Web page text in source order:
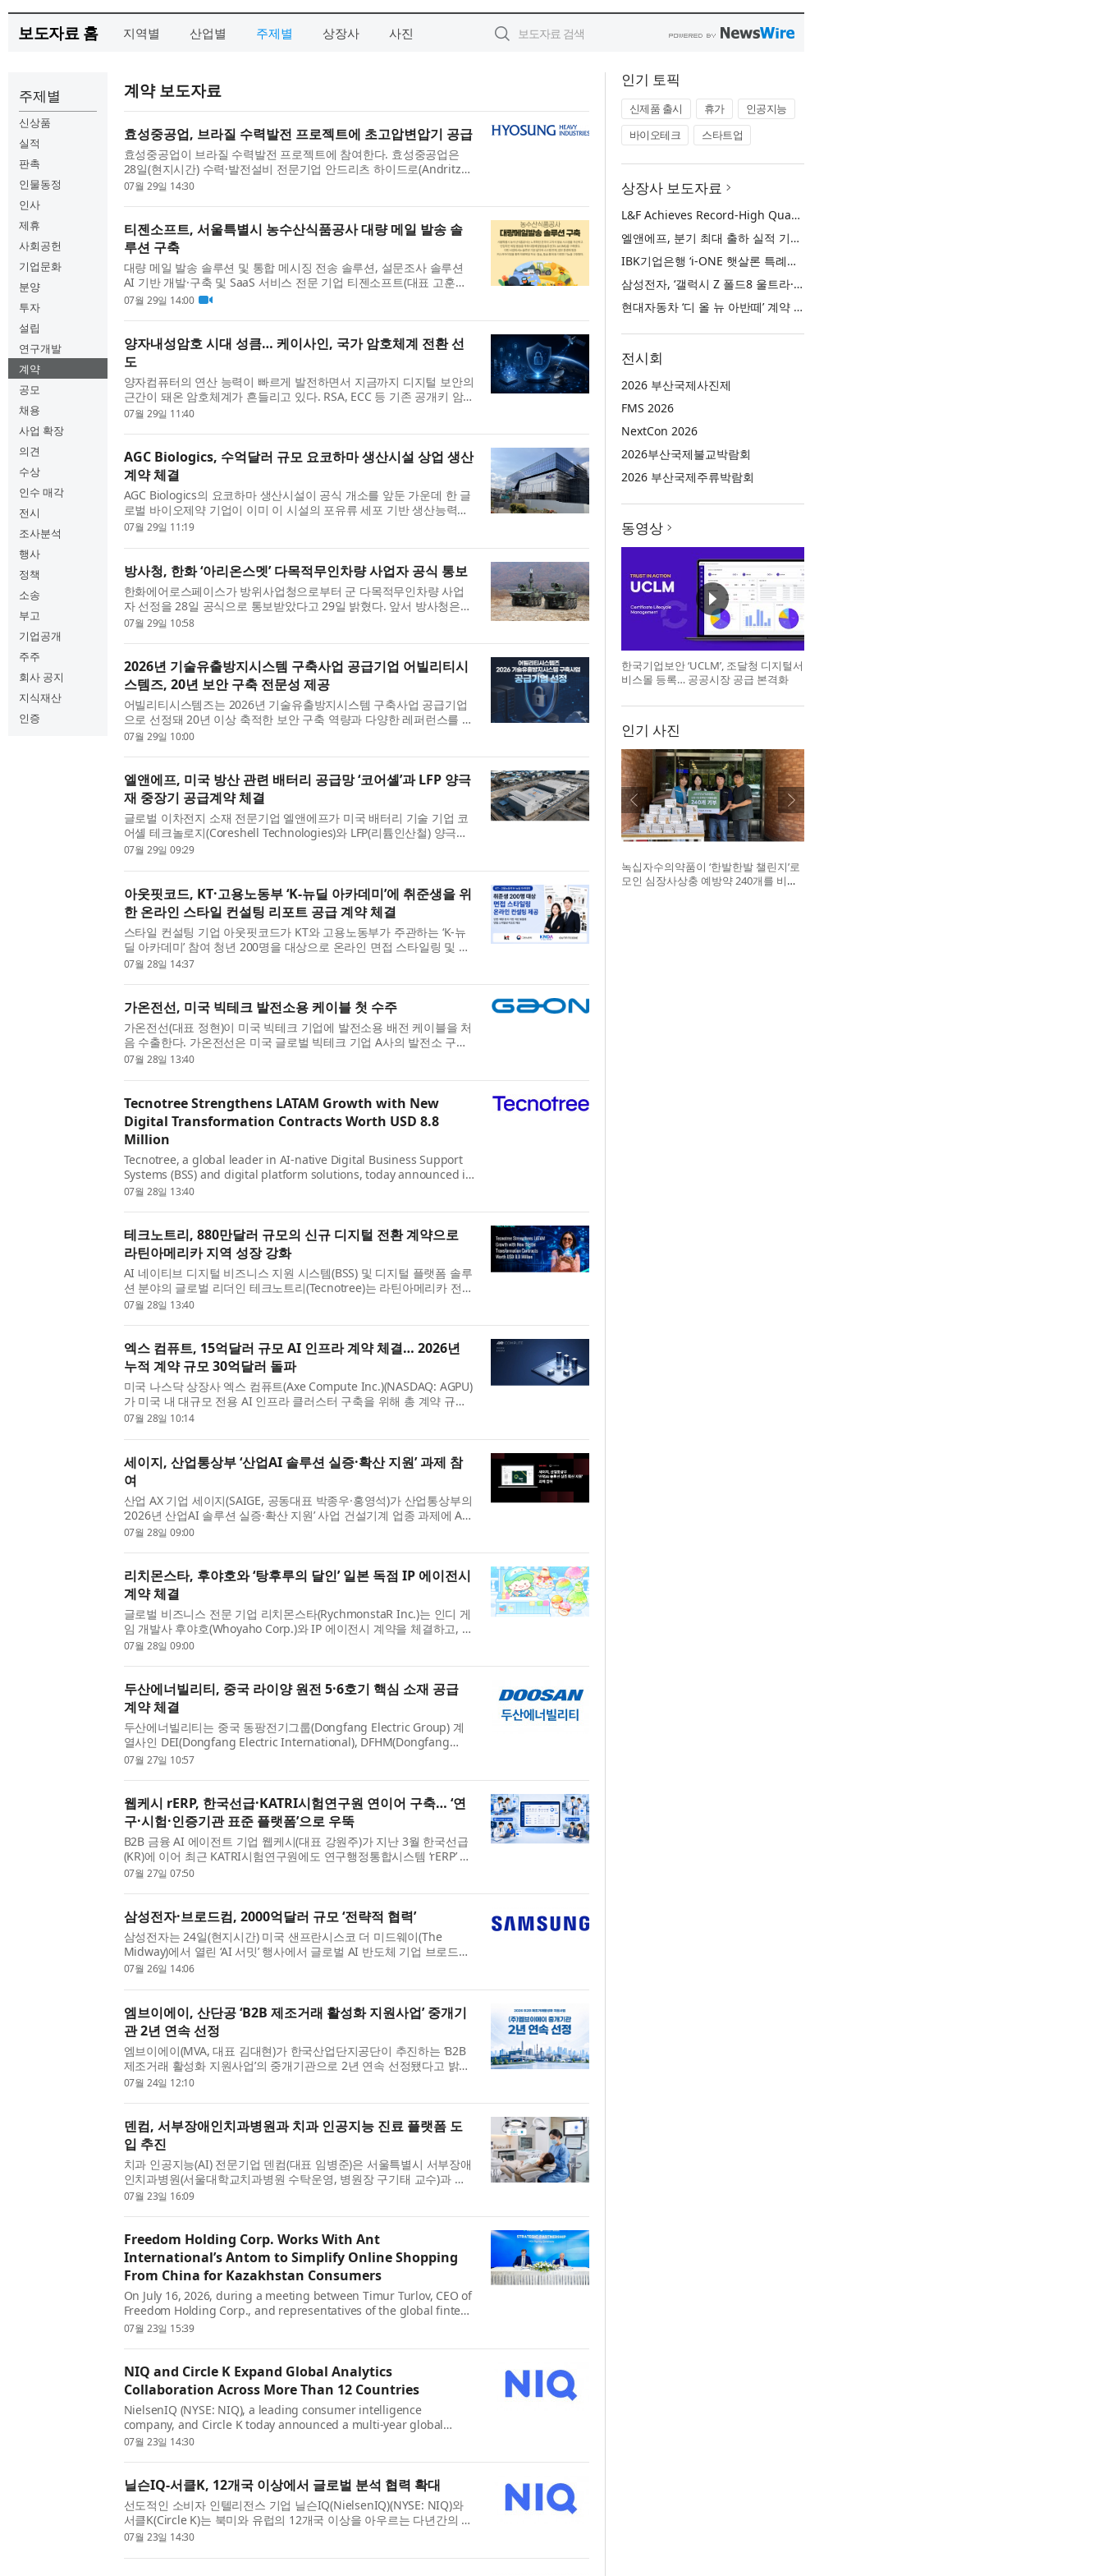
보도자료 홈 지역별 산업별 주제별 상장사 사진
주제별
신상품
실적
판촉
인물동정
인사
제휴
사회공헌
기업문화
분양
투자
설립
연구개발
계약
공모
채용
사업 확장
의견
수상
인수 매각
전시
조사분석
행사
정책
소송
부고
기업공개
주주
회사 공지
지식재산
인증
계약 보도자료
효성중공업, 브라질 수력발전 프로젝트에 초고압변압기 공급
효성중공업이 브라질 수력발전 프로젝트에 참여한다. 효성중공업은
28일(현지시간) 수력·발전설비 전문기업 안드리츠 하이드로(Andritz
Hydro LTDA)[1]로부터 500kV 초고압변압기 6대를 수주했다고 밝혔
07월 29일 14:30
티젠소프트, 서울특별시 농수산식품공사 대량 메일 발송 솔
루션 구축
대량 메일 발송 솔루션 및 통합 메시징 전송 솔루션, 설문조사 솔루션
AI 기반 개발·구축 및 SaaS 서비스 전문 기업 티젠소프트(대표 고훈호)
가 서울특별시 농수산식품공사에 대량 메일 발송 솔루션(TG 1st EMS)
07월 29일 14:00
양자내성암호 시대 성큼… 케이사인, 국가 암호체계 전환 선
도
양자컴퓨터의 연산 능력이 빠르게 발전하면서 지금까지 디지털 보안의
근간이 돼온 암호체계가 흔들리고 있다. RSA, ECC 등 기존 공개키 암
호 방식은 양자컴퓨터 앞에서 무력화될 수 있다는 우려가 커지고 있고,
07월 29일 11:40
AGC Biologics, 수억달러 규모 요코하마 생산시설 상업 생산
계약 체결
AGC Biologics의 요코하마 생산시설이 공식 개소를 앞둔 가운데 한 글
로벌 바이오제약 기업이 이미 이 시설의 포유류 세포 기반 생산능력의
절반을 확보했다. 이번 계약은 수년에 걸친 상업 생산 계약으로, 총 계
07월 29일 11:19
방사청, 한화 ‘아리온스멧’ 다목적무인차량 사업자 공식 통보
한화에어로스페이스가 방위사업청으로부터 군 다목적무인차량 사업
자 선정을 28일 공식으로 통보받았다고 29일 밝혔다. 앞서 방사청은
방위사업기획관리분과위원회를 열고 한화에어로스페이스‘아리온스멧
07월 29일 10:58
2026년 기술유출방지시스템 구축사업 공급기업 어빌리티시
스템즈, 20년 보안 구축 전문성 제공
어빌리티시스템즈는 2026년 기술유출방지시스템 구축사업 공급기업
으로 선정돼 20년 이상 축적한 보안 구축 역량과 다양한 레퍼런스를 바
탕으로 기업 맞춤형 보안 환경 구축을 지원하고 있다고 밝혔다. 기술유
07월 29일 10:00
엘앤에프, 미국 방산 관련 배터리 공급망 ‘코어셸’과 LFP 양극
재 중장기 공급계약 체결
글로벌 이차전지 소재 전문기업 엘앤에프가 미국 배터리 기술 기업 코
어셸 테크놀로지(Coreshell Technologies)와 LFP(리튬인산철) 양극재
에 대한 중장기 공급계약을 체결했다고 밝혔다. 이번 계약은 미국을 중
07월 29일 09:29
아웃핏코드, KT·고용노동부 ‘K-뉴딜 아카데미’에 취준생을 위
한 온라인 스타일 컨설팅 리포트 공급 계약 체결
스타일 컨설팅 기업 아웃핏코드가 KT와 고용노동부가 주관하는 ‘K-뉴
딜 아카데미’ 참여 청년 200명을 대상으로 온라인 면접 스타일링 및 비
즈니스 스타일링 컨설팅을 제공한다. 참여자가 자신의 얼굴과 체형 사
07월 28일 14:37
가온전선, 미국 빅테크 발전소용 케이블 첫 수주
가온전선(대표 정현)이 미국 빅테크 기업에 발전소용 배전 케이블을 처
음 수출한다. 가온전선은 미국 글로벌 빅테크 기업 A사의 발전소 구축
사업에 약 500억원 규모의 배전 케이블을 공급한다고 28일 밝혔다. 이
07월 28일 13:40
Tecnotree Strengthens LATAM Growth with New
Digital Transformation Contracts Worth USD 8.8
Million
Tecnotree, a global leader in AI-native Digital Business Support
Systems (BSS) and digital platform solutions, today announced it
has secured new digital transformation contracts across Latin
07월 28일 13:40
테크노트리, 880만달러 규모의 신규 디지털 전환 계약으로
라틴아메리카 지역 성장 강화
AI 네이티브 디지털 비즈니스 지원 시스템(BSS) 및 디지털 플랫폼 솔루
션 분야의 글로벌 리더인 테크노트리(Tecnotree)는 라틴아메리카 전역
에서 총 880만달러 규모의 신규 디지털 전환 계약을 체결해 회사의 지
07월 28일 13:40
엑스 컴퓨트, 15억달러 규모 AI 인프라 계약 체결… 2026년
누적 계약 규모 30억달러 돌파
미국 나스닥 상장사 엑스 컴퓨트(Axe Compute Inc.)(NASDAQ: AGPU)
가 미국 내 대규모 전용 AI 인프라 클러스터 구축을 위해 총 계약 규모
15억달러 이상의 5년 장기 고객 계약을 체결했다고 발표했다. 이번 계
07월 28일 10:14
세이지, 산업통상부 ‘산업AI 솔루션 실증·확산 지원’ 과제 참
여
산업 AX 기업 세이지(SAIGE, 공동대표 박종우·홍영석)가 산업통상부의
‘2026년 산업AI 솔루션 실증·확산 지원’ 사업 건설기계 업종 과제에 AI
솔루션 공급기업으로 참여한다고 28일 밝혔다. 이번 사업은 건설기계
07월 28일 09:00
리치몬스타, 후야호와 ‘탕후루의 달인’ 일본 독점 IP 에이전시
계약 체결
글로벌 비즈니스 전문 기업 리치몬스타(RychmonstaR Inc.)는 인디 게
임 개발사 후야호(Whoyaho Corp.)와 IP 에이전시 계약을 체결하고, 후
야호가 개발·서비스 중인 모바일 게임 ‘탕후루의 달인(フルーツ飴の達
07월 28일 09:00
두산에너빌리티, 중국 라이양 원전 5·6호기 핵심 소재 공급
계약 체결
두산에너빌리티는 중국 동팡전기그룹(Dongfang Electric Group) 계
열사인 DEI(Dongfang Electric International), DFHM(Dongfang
Heavy Machinery)과 중국 산둥성 라이양(Laiyang) 원자력발전소 5·6
07월 27일 10:57
웹케시 rERP, 한국선급·KATRI시험연구원 연이어 구축… ‘연
구·시험·인증기관 표준 플랫폼’으로 우뚝
B2B 금융 AI 에이전트 기업 웹케시(대표 강원주)가 지난 3월 한국선급
(KR)에 이어 최근 KATRI시험연구원에도 연구행정통합시스템 ‘rERP’ 구
축을 완료하며 연구·시험·인증기관으로 사업 확대를 본격화한다고 27
07월 27일 07:50
삼성전자·브로드컴, 2000억달러 규모 ‘전략적 협력’
삼성전자는 24일(현지시간) 미국 샌프란시스코 더 미드웨이(The
Midway)에서 열린 ‘AI 서밋’ 행사에서 글로벌 AI 반도체 기업 브로드컴
과 차세대 AI 핵심 인프라 구축을 위한 전략적 업무협약(MOU)을 체결
07월 26일 14:06
엠브이에이, 산단공 ‘B2B 제조거래 활성화 지원사업’ 중개기
관 2년 연속 선정
엠브이에이(MVA, 대표 김대현)가 한국산업단지공단이 추진하는 ‘B2B
제조거래 활성화 지원사업’의 중개기관으로 2년 연속 선정됐다고 밝혔
다. ‘B2B 제조거래 활성화 지원사업’은 산업단지 입주기업의 생산성 향
07월 24일 12:10
덴컴, 서부장애인치과병원과 치과 인공지능 진료 플랫폼 도
입 추진
치과 인공지능(AI) 전문기업 덴컴(대표 임병준)은 서울특별시 서부장애
인치과병원(서울대학교치과병원 수탁운영, 병원장 구기태 교수)과 치
과 진료 현장에 AI 솔루션을 도입하기 위한 계약을 체결하고 도입에 나
07월 23일 16:09
Freedom Holding Corp. Works With Ant
International’s Antom to Simplify Online Shopping
From China for Kazakhstan Consumers
On July 16, 2026, during a meeting between Timur Turlov, CEO of
Freedom Holding Corp., and representatives of the global fintech
market, the bank signed Memoranda of Understanding with
07월 23일 15:39
NIQ and Circle K Expand Global Analytics
Collaboration Across More Than 12 Countries
NielsenIQ (NYSE: NIQ), a leading consumer intelligence
company, and Circle K today announced a multi-year global
agreement spanning more than 12 countries across North
07월 23일 14:30
닐슨IQ-서클K, 12개국 이상에서 글로벌 분석 협력 확대
선도적인 소비자 인텔리전스 기업 닐슨IQ(NielsenIQ)(NYSE: NIQ)와
서클K(Circle K)는 북미와 유럽의 12개국 이상을 아우르는 다년간의 글
로벌 계약을 체결했다고 발표했다. 이번 협력은 NIQ의 글로벌 규모, AI
07월 23일 14:30
인기 토픽
신제품 출시 휴가
인공지능
바이오테크
스타트업
상장사 보도자료
L&F Achieves Record-High Quarterly Shipments, Begins LFP Supply for North American ESS in Q3 Advancing its Two-Track NCM and LFP Growth Strategy
엘앤에프, 분기 최대 출하 실적 기록… 3분기 북미 ESS향 LFP 공급 착수 NCM+LFP ‘2-Track’ 성장 전략 실현
IBK기업은행 ‘i-ONE 햇살론 특례보증’ 출시
삼성전자, ‘갤럭시 Z 폴드8 울트라·폴드8·플립8’과 ‘갤럭시 워치 울트라2·워치9’ 국내 공식 출시
현대자동차 ‘디 올 뉴 아반떼’ 계약 첫날 1만 대 돌파
전시회
2026 부산국제사진제
FMS 2026
NextCon 2026
2026부산국제불교박람회
2026 부산국제주류박람회
동영상
한국기업보안 ‘UCLM’, 조달청 디지털서
비스몰 등록… 공공시장 공급 본격화
인기 사진
녹십자수의약품이 ‘한발한발 챌린지’로
모인 심장사상충 예방약 240개를 비글